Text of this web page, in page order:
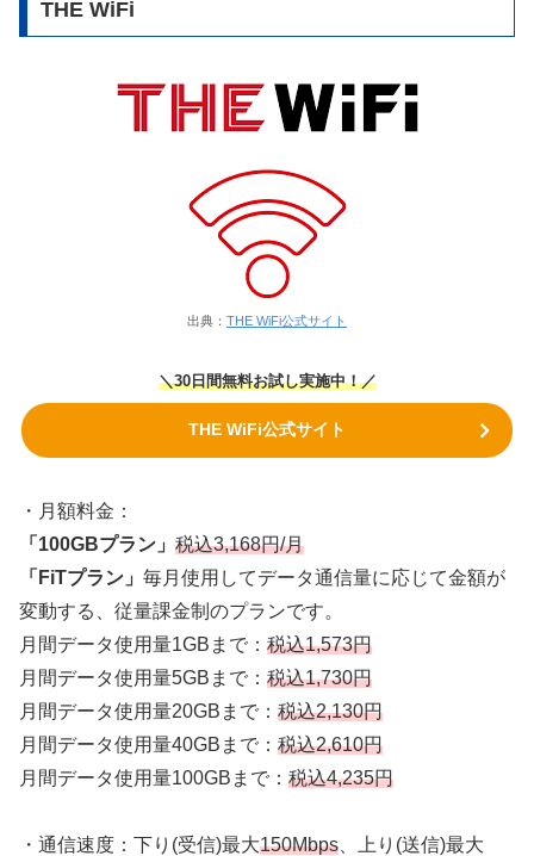
THE WiFi
出典： THE WiFi公式サイト
＼30日間無料お試し実施中！／
THE WiFi公式サイト
・月額料金：
「100GBプラン」 税込3,168円/月
「FiTプラン」 毎月使用してデータ通信量に応じて金額が
変動する、従量課金制のプランです。
月間データ使用量1GBまで： 税込1,573円
月間データ使用量5GBまで： 税込1,730円
月間データ使用量20GBまで： 税込2,130円
月間データ使用量40GBまで： 税込2,610円
月間データ使用量100GBまで： 税込4,235円
・通信速度：下り(受信)最大150Mbps 、上り(送信)最大